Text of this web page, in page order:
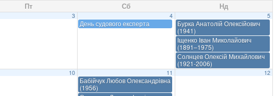
Пт Сб Нд
3 4
День судового експерта
5
Бурка Анатолій Олексійович
(1941)
Іщенко Іван Миколайович
(1891–1975)
Солнцев Олексій Михайлович
(1921-2006)
10 11
Бабійчук Любов Олександрівна
(1956)
12